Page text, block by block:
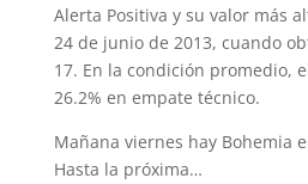
Alerta Positiva y su valor más
24 de junio de 2013, cuando
17. En la condición promedio,
26.2% en empate técnico.
Mañana viernes hay Bohemia
Hasta la próxima…